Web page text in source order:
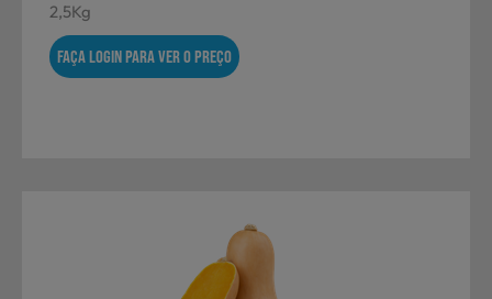
2,5Kg
FAÇA LOGIN PARA VER O PREÇO